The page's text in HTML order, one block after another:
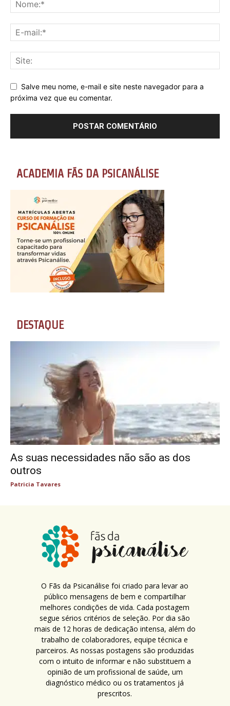
Salve meu nome, e-mail e site neste navegador para a
próxima vez que eu comentar.
ACADEMIA FÃS DA PSICANÁLISE
DESTAQUE
As suas necessidades não são as dos
outros
Patricia Tavares
O Fãs da Psicanálise foi criado para levar ao
público mensagens de bem e compartilhar
melhores condições de vida. Cada postagem
segue sérios critérios de seleção. Por dia são
mais de 12 horas de dedicação intensa, além do
trabalho de colaboradores, equipe técnica e
parceiros. As nossas postagens são produzidas
com o intuito de informar e não substituem a
opinião de um profissional de saúde, um
diagnóstico médico ou os tratamentos já
prescritos.